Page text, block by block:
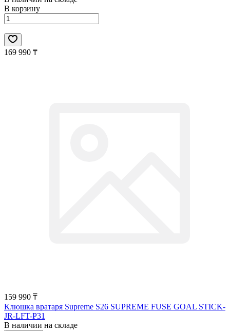
В корзину
169 990 ₸
159 990 ₸
Клюшка вратаря Supreme S26 SUPREME FUSE GOAL STICK-
JR-LFT-P31
В наличии на складе